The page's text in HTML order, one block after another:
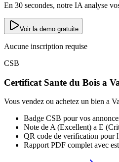
En 30 secondes, notre IA analyse
Voir la demo gratuite
Aucune inscription requise
CSB
Certificat Sante du Bois a
Vous vendez ou achetez un bien a
Badge CSB pour vos
Note de A (Excellent) a E
QR code de verification pour
Rapport PDF complet avec